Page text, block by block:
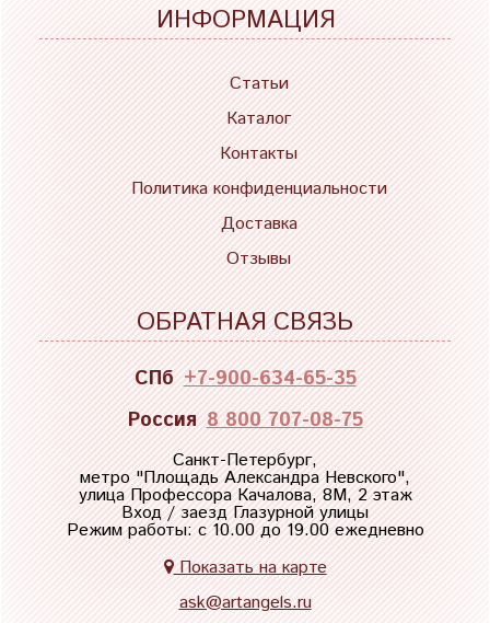
ИНФОРМАЦИЯ
Статьи
Каталог
Контакты
Политика конфиденциальности
Доставка
Отзывы
ОБРАТНАЯ СВЯЗЬ
СПб +7-900-634-65-35
Россия 8 800 707-08-75
Санкт-Петербург,
метро "Площадь Александра Невского",
улица Профессора Качалова, 8М, 2 этаж
Вход / заезд Глазурной улицы
Режим работы: с 10.00 до 19.00 ежедневно
Показать на карте
ask@artangels.ru